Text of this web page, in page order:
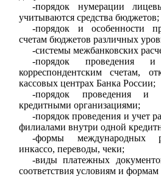
-порядок нумерации
учитываются средства бюджетов;
-порядок и особенности
счетам бюджетов различных
-системы межбанковских
-порядок проведения
корреспондентским счетам,
кассовых центрах Банка России;
-порядок проведения и
кредитными организациями;
-порядок проведения и учет
филиалами внутри одной
-формы международных
инкассо, переводы, чеки;
-виды платежных
соответствия условиям и формам